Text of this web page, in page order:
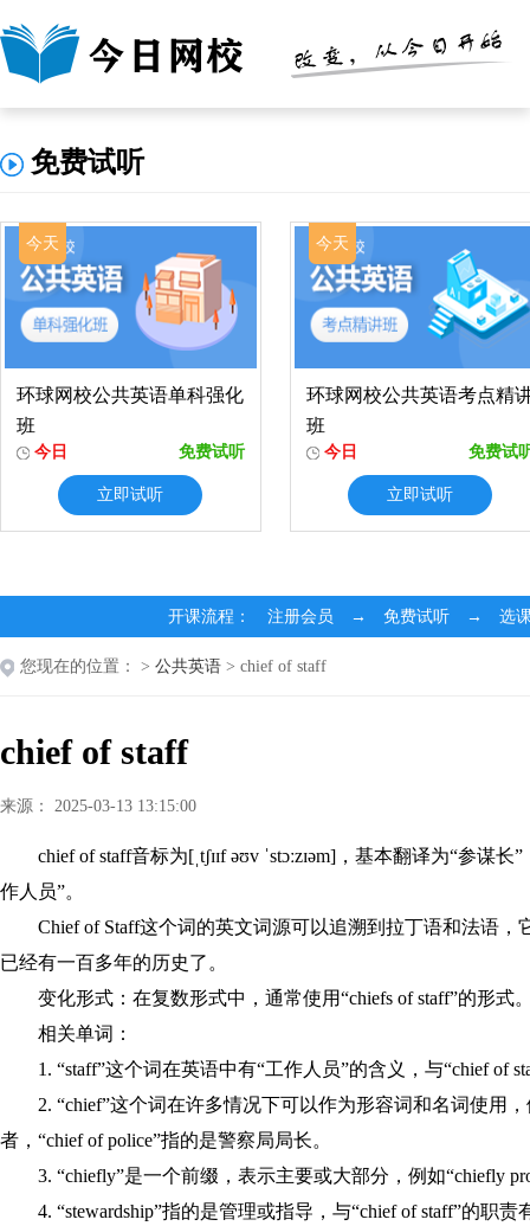
免费试听
今天
环球网校公共英语单科强化
班
今日 免费试听
立即试听
今天
环球网校公共英语考点精
班
今日 免费试
立即试听
开课流程： 注册会员 → 免费试听 → 选
您现在的位置： > 公共英语 > chief of staff
chief of staff
来源： 2025-03-13 13:15:00
chief of staff音标为[ˌtʃɪɪf əʊv ˈstɔːzɪəm]，基本翻译为“参谋
作人员”。
Chief of Staff这个词的英文词源可以追溯到拉丁语和法语
已经有一百多年的历史了。
变化形式：在复数形式中，通常使用“chiefs of staff”的形式
相关单词：
1. “staff”这个词在英语中有“工作人员”的含义，与“chief of
2. “chief”这个词在许多情况下可以作为形容词和名词使用
者，“chief of police”指的是警察局局长。
3. “chiefly”是一个前缀，表示主要或大部分，例如“chiefly
4. “stewardship”指的是管理或指导，与“chief of staff”的职责